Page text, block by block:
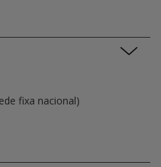
fixa nacional)